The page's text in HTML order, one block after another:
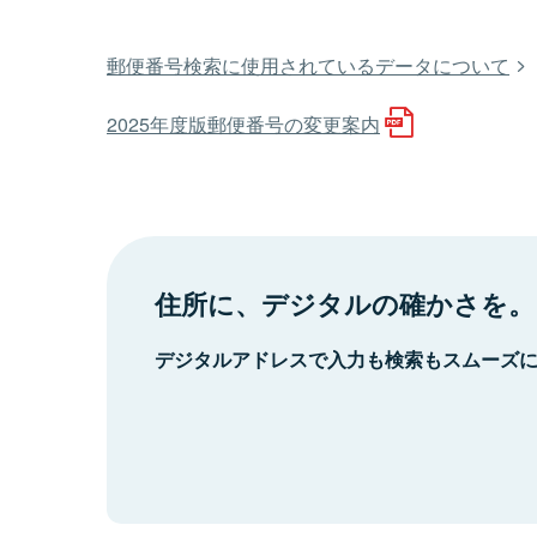
郵便番号検索に使用されているデータについて
2025年度版郵便番号の変更案内
住所に、デジタルの確かさを。
デジタルアドレスで入力も検索もスムーズ